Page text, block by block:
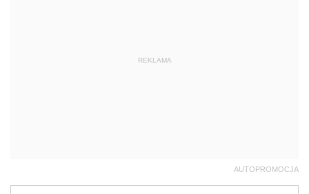
REKLAMA
AUTOPROMOCJA